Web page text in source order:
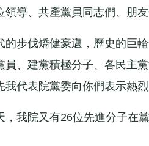
、共產黨員同志們、朋友
伐矯健豪邁，歷史的巨輪
員、建黨積極分子、各民主
我代表院黨委向你們表示熱
院又有26位先進分子在黨